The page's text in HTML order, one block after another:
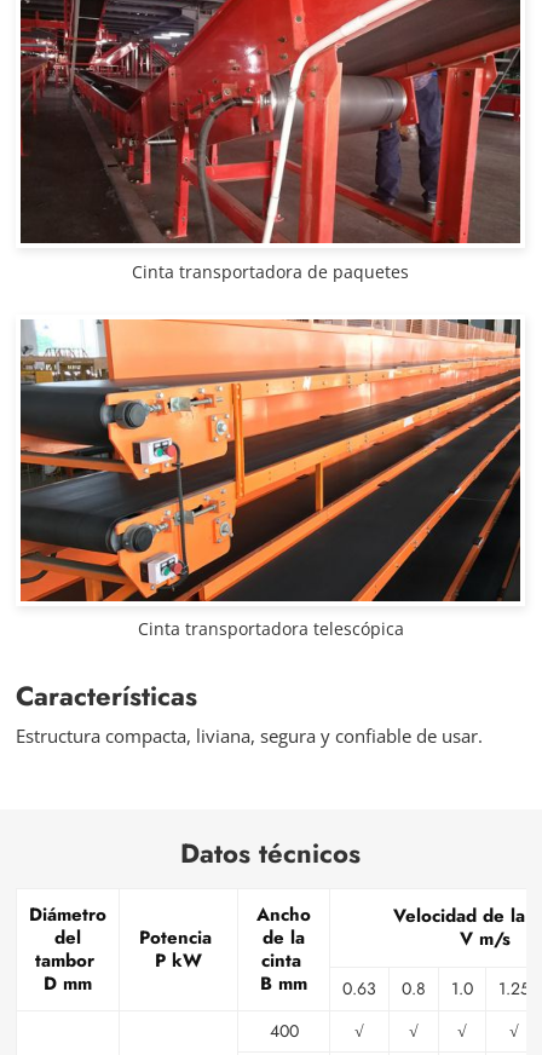
Cinta transportadora de paquetes
Cinta transportadora telescópica
Características
Estructura compacta, liviana, segura y confiable de usar.
Datos técnicos
Diámetro
del
tambor
D mm
Potencia
P kW
Ancho
de la
cinta
B mm
Velocidad de la
V m/s
0.63 0.8 1.0 1.25
400 √ √ √
√